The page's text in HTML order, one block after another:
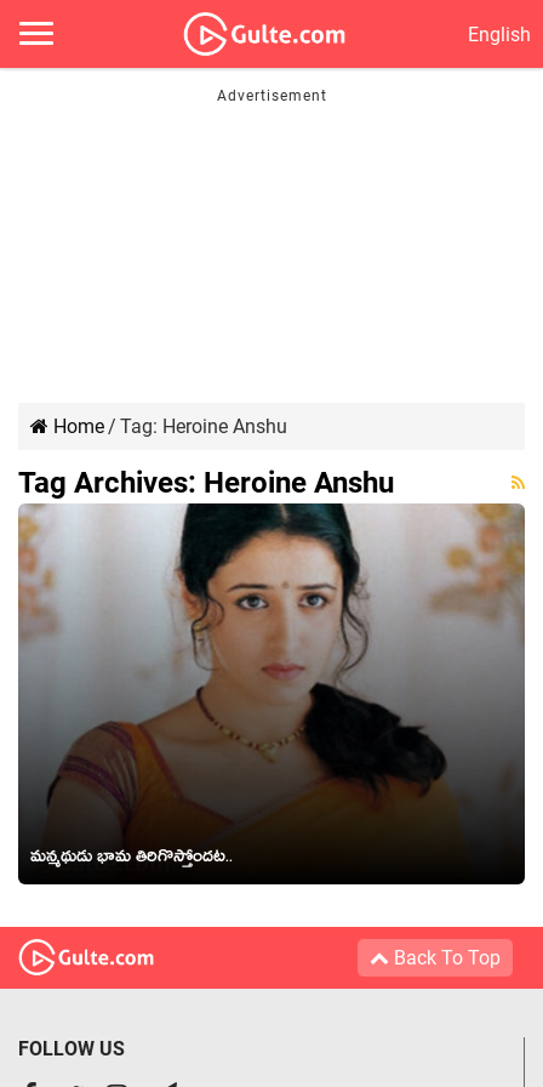
English
Home/ Tag: Heroine Anshu
Tag Archives: Heroine Anshu
మ‌న్మ‌థుడు భామ తిరిగొస్తోంద‌ట‌..
Back To Top
FOLLOW US